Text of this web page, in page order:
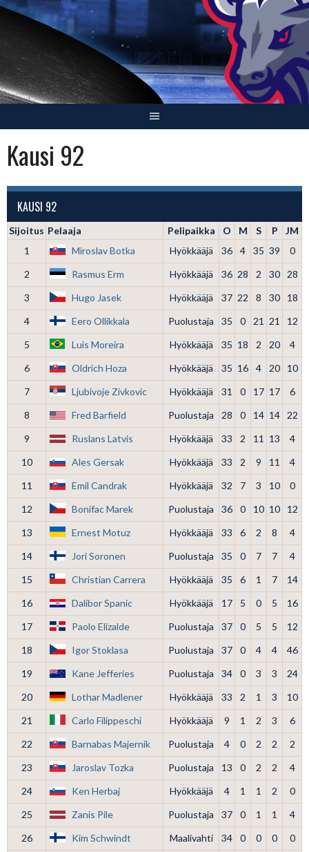
Skip
content
Kausi 92
KAUSI 92
Sijoitus Pelaaja Pelipaikka O M S P
JM
1
Miroslav Botka Hyökkääjä 36 4 35 39
0
2
Rasmus Erm Hyökkääjä 36 28 2 30
28
3
Hugo Jasek Hyökkääjä 37 22 8 30
18
4
Eero Ollikkala Puolustaja 35 0 21 21
12
5
Luis Moreira Hyökkääjä 35 18 2 20
4
6
Oldrich Hoza Hyökkääjä 35 16 4 20
10
7
Ljubivoje Zivkovic Hyökkääjä 31 0 17 17
6
8
Fred Barfield Puolustaja 28 0 14 14
22
9
Ruslans Latvis Hyökkääjä 33 2 11 13
4
10
Ales Gersak Hyökkääjä 33 2 9 11
4
11
Emil Candrak Hyökkääjä 32 7 3 10
0
12
Bonifac Marek Puolustaja 36 0 10 10
12
13
Ernest Motuz Hyökkääjä 33 6 2 8
4
14
Jori Soronen Puolustaja 35 0 7 7
4
15
Christian Carrera Hyökkääjä 35 6 1 7
14
16
Dalibor Spanic Hyökkääjä 17 5 0 5
16
17
Paolo Elizalde Puolustaja 37 0 5 5
12
18
Igor Stoklasa Puolustaja 37 0 4 4
46
19
Kane Jefferies Puolustaja 34 0 3 3
24
20
Lothar Madlener Hyökkääjä 33 2 1 3
10
21
Carlo Filippeschi Hyökkääjä 9 1 2 3
6
22
Barnabas Majernik Puolustaja 4 0 2 2
2
23
Jaroslav Tozka Puolustaja 13 0 2 2
4
24
Ken Herbaj Hyökkääjä 4 1 1 2
0
25
Zanis Pile Puolustaja 37 0 1 1
4
26
Kim Schwindt Maalivahti 34 0 0 0
0